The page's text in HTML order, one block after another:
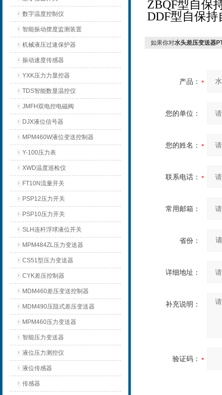
数字温度控制仪
智能振动摆度监测装置
机械液压过速保护器
振动速度传感器
YXK压力力显控器
TDS智能数显温控仪
JMFH双电控电磁阀
DJX液位信号器
MPM460W液位变送控制器
Y-100压力表
XWD温度巡检仪
FT10N流量开关
PSP12压力开关
PSP10压力开关
SLH连杆浮球液位开关
MPM484ZL压力变送器
CS51型压力变送器
CYK差压控制器
MDM460差压变送控制器
MDM490压阻式差压变送器
MPM460压力变送器
智能压力变送器
液位压力测控仪
液位传感器
传感器
ZBQF型自保
DDF型自保持
如果你对水头差压变送器
产品：
您的单位：
您的姓名：
联系电话：
常用邮箱：
省份：
详细地址：
补充说明：
验证码：